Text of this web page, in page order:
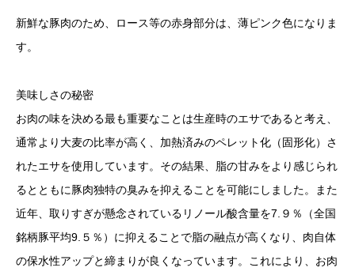
新鮮な豚肉のため、ロース等の赤身部分は、薄ピンク色になりま
す。
美味しさの秘密
お肉の味を決める最も重要なことは生産時のエサであると考え、
通常より大麦の比率が高く、加熱済みのペレット化（固形化）さ
れたエサを使用しています。その結果、脂の甘みをより感じられ
るとともに豚肉独特の臭みを抑えることを可能にしました。また
近年、取りすぎが懸念されているリノール酸含量を7.９％（全国
銘柄豚平均9.５％）に抑えることで脂の融点が高くなり、肉自体
の保水性アップと締まりが良くなっています。これにより、お肉